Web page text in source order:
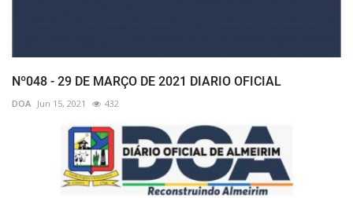
Nº048 - 29 DE MARÇO DE 2021 DIARIO OFICIAL
DOA Jun 15, 2021 432